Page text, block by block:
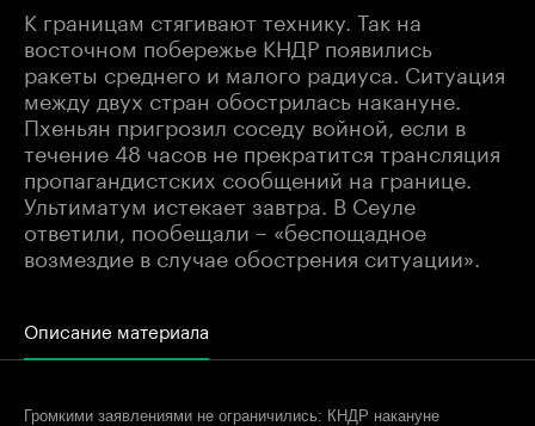
К границам стягивают технику. Так на
восточном побережье КНДР появились
ракеты среднего и малого радиуса. Ситуация
между двух стран обострилась накануне.
Пхеньян пригрозил соседу войной, если в
течение 48 часов не прекратится трансляция
пропагандистских сообщений на границе.
Ультиматум истекает завтра. В Сеуле
ответили, пообещали – «беспощадное
возмездие в случае обострения ситуации».
Описание материала
Громкими заявлениями не ограничились: КНДР накануне